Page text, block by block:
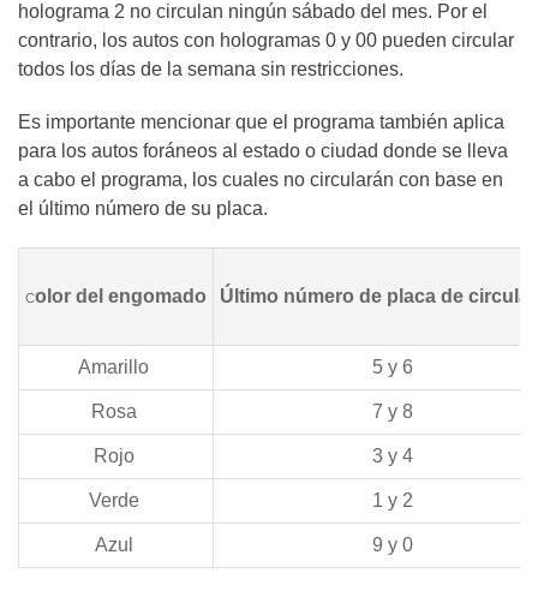
holograma 2 no circulan ningún sábado del mes. Por el
contrario, los autos con hologramas 0 y 00 pueden circular
todos los días de la semana sin restricciones.
Es importante mencionar que el programa también aplica
para los autos foráneos al estado o ciudad donde se lleva
a cabo el programa, los cuales no circularán con base en
el último número de su placa.
Color del engomado Último número de placa de
Amarillo 5 y 6
Rosa 7 y 8
Rojo 3 y 4
Verde 1 y 2
Azul 9 y 0